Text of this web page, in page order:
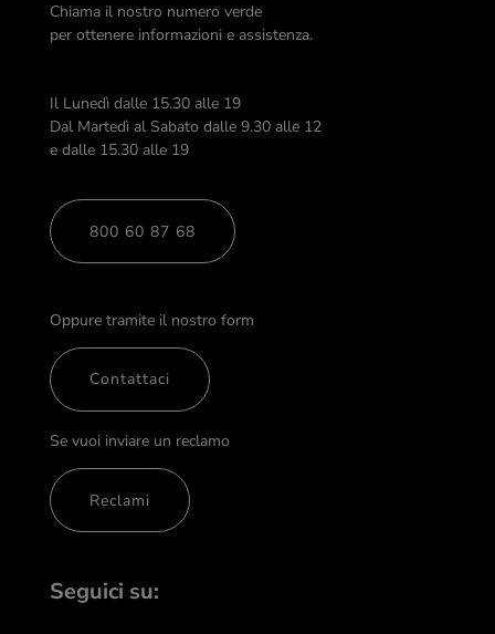
Chiama il nostro numero verde
per ottenere informazioni e assistenza.
Il Lunedì dalle 15.30 alle 19
Dal Martedì al Sabato dalle 9.30 alle 12
e dalle 15.30 alle 19
800 60 87 68
Oppure tramite il nostro form
Contattaci
Se vuoi inviare un reclamo
Reclami
Seguici su: